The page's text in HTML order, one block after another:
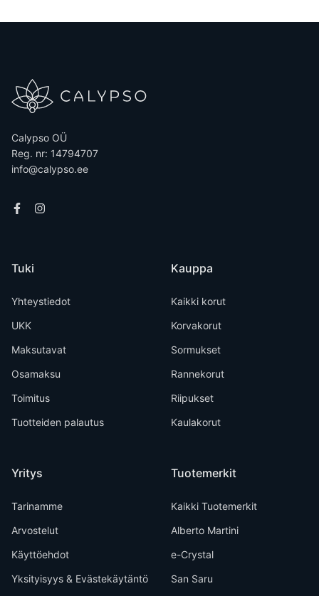
Calypso OÜ
Reg. nr: 14794707
info@calypso.ee
Tuki
Yhteystiedot
UKK
Maksutavat
Osamaksu
Toimitus
Tuotteiden palautus
Yritys
Tarinamme
Arvostelut
Käyttöehdot
Yksityisyys & Evästekäytäntö
Kauppa
Kaikki korut
Korvakorut
Sormukset
Rannekorut
Riipukset
Kaulakorut
Tuotemerkit
Kaikki Tuotemerkit
Alberto Martini
e-Crystal
San Saru